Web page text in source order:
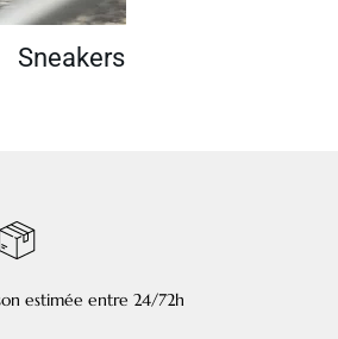
Sneakers
estimée entre 24/72h